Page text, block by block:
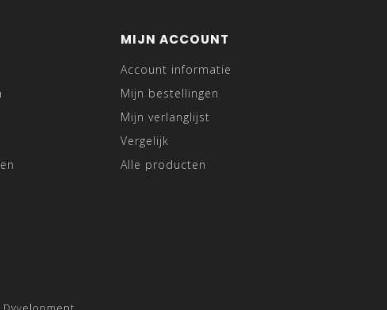
MIJN ACCOUNT
Account informatie
Mijn bestellingen
Mijn verlanglijst
Vergelijk
Alle producten